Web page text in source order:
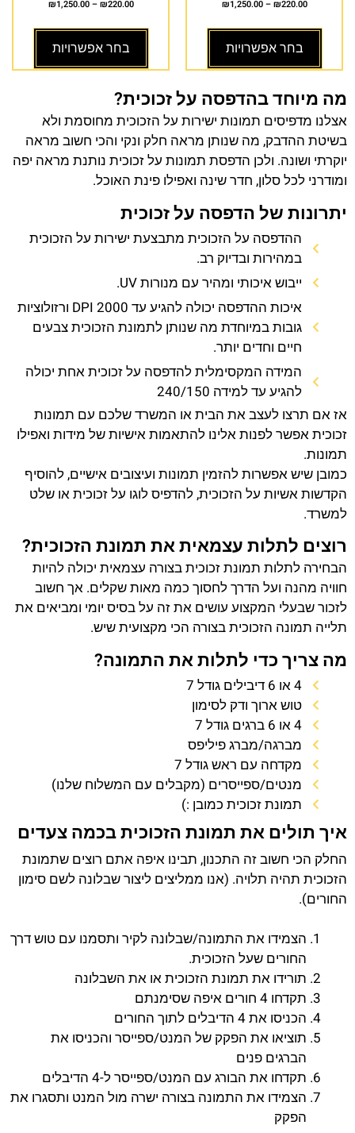
₪220.00
–
₪1,250.00
בחר אפשרויות
₪220.00
–
₪1,250.00
בחר אפשרויות
מה מיוחד בהדפסה על זכוכית?
אצלנו מדפיסים תמונות ישירות על הזכוכית מחוסמת ולא
בשיטת ההדבק, מה שנותן מראה חלק ונקי והכי חשוב מראה
יוקרתי ושונה. ולכן הדפסת תמונות על זכוכית נותנת מראה יפה
ומודרני לכל סלון, חדר שינה ואפילו פינת האוכל.
יתרונות של הדפסה על זכוכית
ההדפסה על הזכוכית מתבצעת ישירות על הזכוכית
במהירות ובדיוק רב.
ייבוש איכותי ומהיר עם מנורות UV.
איכות ההדפסה יכולה להגיע עד 2000 DPI ורזולוציות
גובות במיוחדת מה שנותן לתמונת הזכוכית צבעים
חיים וחדים יותר.
המידה המקסימלית להדפסה על זכוכית אחת יכולה
להגיע עד למידה 240/150
אז אם תרצו לעצב את הבית או המשרד שלכם עם תמונות
זכוכית אפשר לפנות אלינו להתאמות אישיות של מידות ואפילו
תמונות.
כמובן שיש אפשרות להזמין תמונות ועיצובים אישיים, להוסיף
הקדשות אשיות על הזכוכית, להדפיס לוגו על זכוכית או שלט
למשרד.
רוצים לתלות עצמאית את תמונת הזכוכית?
הבחירה לתלות תמונת זכוכית בצורה עצמאית יכולה להיות
חוויה מהנה ועל הדרך לחסוך כמה מאות שקלים. אך חשוב
לזכור שבעלי המקצוע עושים את זה על בסיס יומי ומביאים את
תלייה תמונה הזכוכית בצורה הכי מקצועית שיש.
מה צריך כדי לתלות את התמונה?
4 או 6 דיבילים גודל 7
טוש ארוך ודק לסימון
4 או 6 ברגים גודל 7
מברגה/מברג פיליפס
מקדחה עם ראש גודל 7
מנטים/ספייסרים (מקבלים עם המשלוח שלנו)
תמונת זכוכית כמובן :)
איך תולים את תמונת הזכוכית בכמה צעדים
החלק הכי חשוב זה התכנון, תבינו איפה אתם רוצים שתמונת
הזכוכית תהיה תלויה. (אנו ממליצים ליצור שבלונה לשם סימון
החורים).
הצמידו את התמונה/שבלונה לקיר ותסמנו עם טוש דרך
החורים שעל הזכוכית.
תורידו את תמונת הזכוכית או את השבלונה
תקדחו 4 חורים איפה שסימנתם
הכניסו את 4 הדיבלים לתוך החורים
תוציאו את הפקק של המנט/ספייסר והכניסו את
הברגים פנים
תקדחו את הבורג עם המנט/ספייסר ל-4 הדיבלים
הצמידו את התמונה בצורה ישרה מול המנט ותסגרו את
הפקק